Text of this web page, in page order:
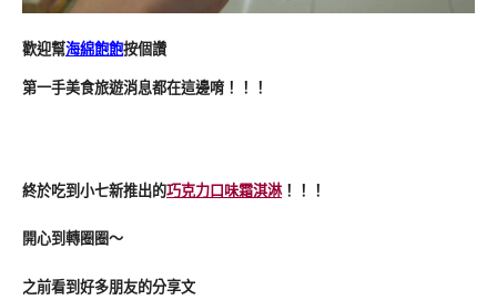
歡迎幫海綿飽飽按個讚
第一手美食旅遊消息都在這邊唷！！！
終於吃到小七新推出的巧克力口味霜淇淋！！！
開心到轉圈圈～
之前看到好多朋友的分享文